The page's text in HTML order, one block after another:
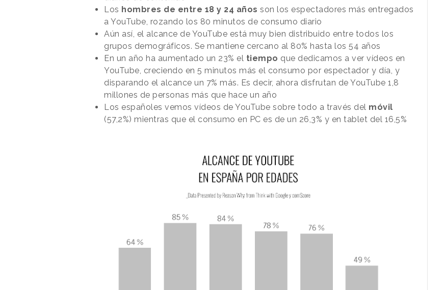
Los hombres de entre 18 y 24 años son los espectadores más entregados
a YouTube, rozando los 80 minutos de consumo diario
Aún así, el alcance de YouTube está muy bien distribuido entre todos los
grupos demográficos. Se mantiene cercano al 80% hasta los 54 años
En un año ha aumentado un 23% el tiempo que dedicamos a ver vídeos en
YouTube, creciendo en 5 minutos más el consumo por espectador y día, y
disparando el alcance un 7% más. Es decir, ahora disfrutan de YouTube 1,8
millones de personas más que hace un año
Los españoles vemos vídeos de YouTube sobre todo a través del móvil
(57,2%) mientras que el consumo en PC es de un 26,3% y en tablet del 16,5%